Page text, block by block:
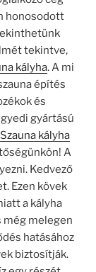
honosodott
tekintve,
kályha. A mi
építés
és
gyártású
Szauna kályha
A
Kedvező
Ezen kövek
a kályha
még melegen
hatásához
biztosítják.